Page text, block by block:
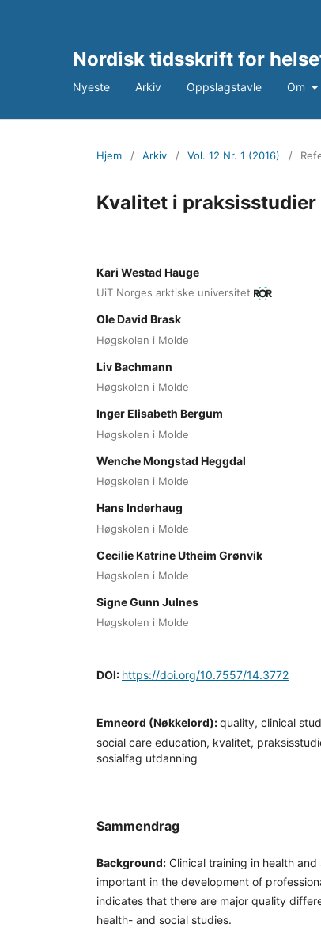
Nordisk tidsskrift for
Nyeste Arkiv Oppslagstavle Om
Hjem / Arkiv / Vol. 12 Nr. 1 (2016) /
Kvalitet i
Kari Westad Hauge
UiT Norges arktiske universitet
Ole David Brask
Høgskolen i Molde
Liv Bachmann
Høgskolen i Molde
Inger Elisabeth Bergum
Høgskolen i Molde
Wenche Mongstad Heggdal
Høgskolen i Molde
Hans Inderhaug
Høgskolen i Molde
Cecilie Katrine Utheim Grønvik
Høgskolen i Molde
Signe Gunn Julnes
Høgskolen i Molde
DOI: https://doi.org/10.7557/14.3772
Emneord (Nøkkelord):quality, clinical
social care education, kvalitet,
sosialfag utdanning
Sammendrag
Background: Clinical training in health
important in the development of
indicates that there are major quality
health- and social studies.